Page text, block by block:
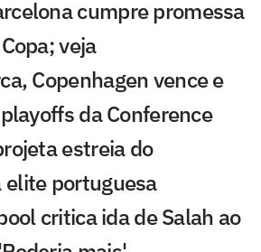
cumpre promessa
veja
Copenhagen vence e
da Conference
estreia do
elite portuguesa
critica ida de Salah ao